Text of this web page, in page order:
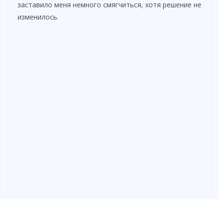
заставило меня немного смягчиться, хотя решение не
изменилось.